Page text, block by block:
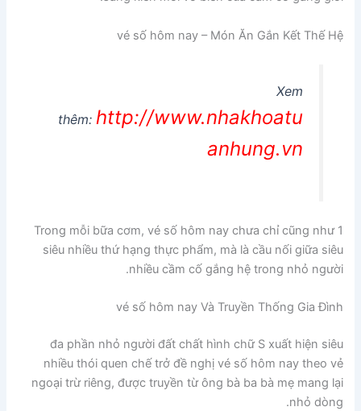
vé số hôm nay – Món Ăn Gắn Kết Thế Hệ
Xem
thêm: http://www.nhakhoatu
anhung.vn
Trong mỗi bữa cơm, vé số hôm nay chưa chỉ cũng như 1
siêu nhiều thứ hạng thực phẩm, mà là cầu nối giữa siêu
nhiều cầm cố gắng hệ trong nhỏ người.
vé số hôm nay Và Truyền Thống Gia Đình
đa phần nhỏ người đất chất hình chữ S xuất hiện siêu
nhiều thói quen chế trở đề nghị vé số hôm nay theo vẻ
ngoại trừ riêng, được truyền từ ông bà ba bà mẹ mang lại
nhỏ dòng.